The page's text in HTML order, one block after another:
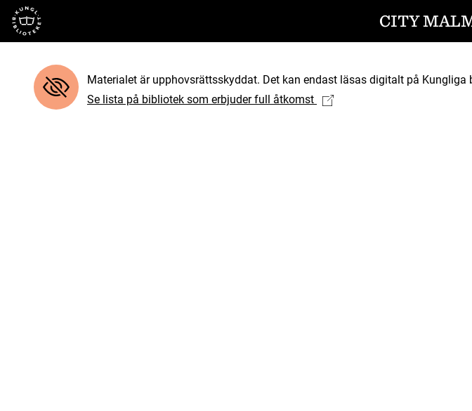
Till startsidan CITY
Materialet är upphovsrättsskyddat. Det kan endast läsas digitalt på
Se lista på bibliotek som erbjuder full åtkomst